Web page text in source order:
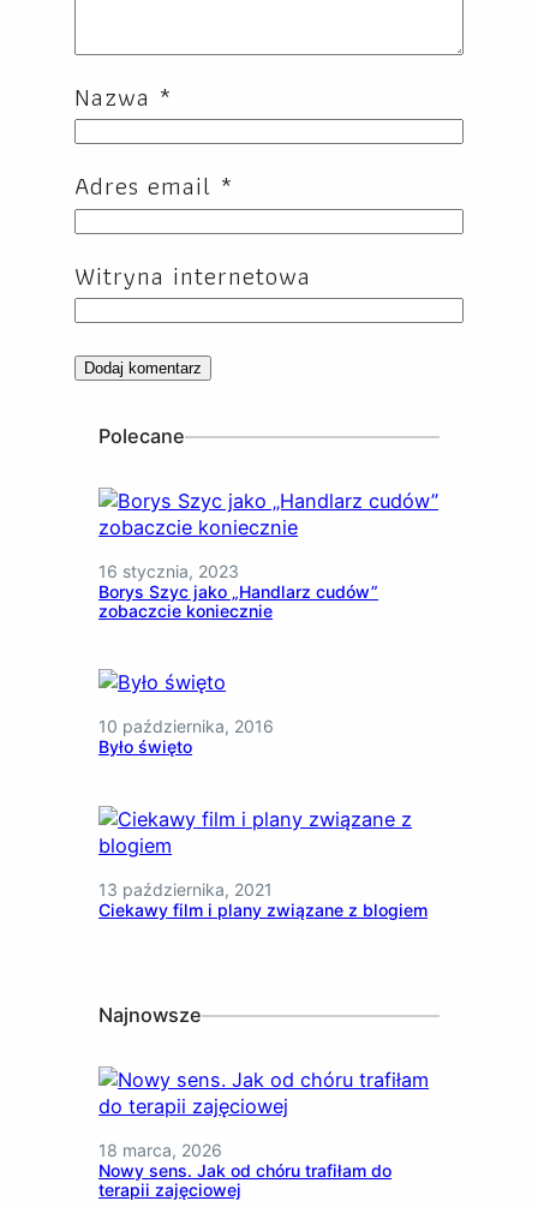
Nazwa *
Adres email *
Witryna internetowa
Polecane
16 stycznia, 2023
Borys Szyc jako „Handlarz cudów”
zobaczcie koniecznie
10 października, 2016
Było święto
13 października, 2021
Ciekawy film i plany związane z blogiem
Najnowsze
18 marca, 2026
Nowy sens. Jak od chóru trafiłam do
terapii zajęciowej